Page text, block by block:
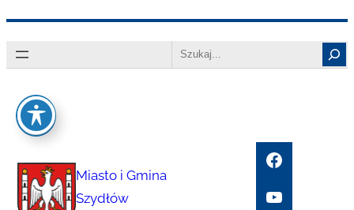
do
Search
Miasto i Gmina
Szydłów
Facebook
YouTube